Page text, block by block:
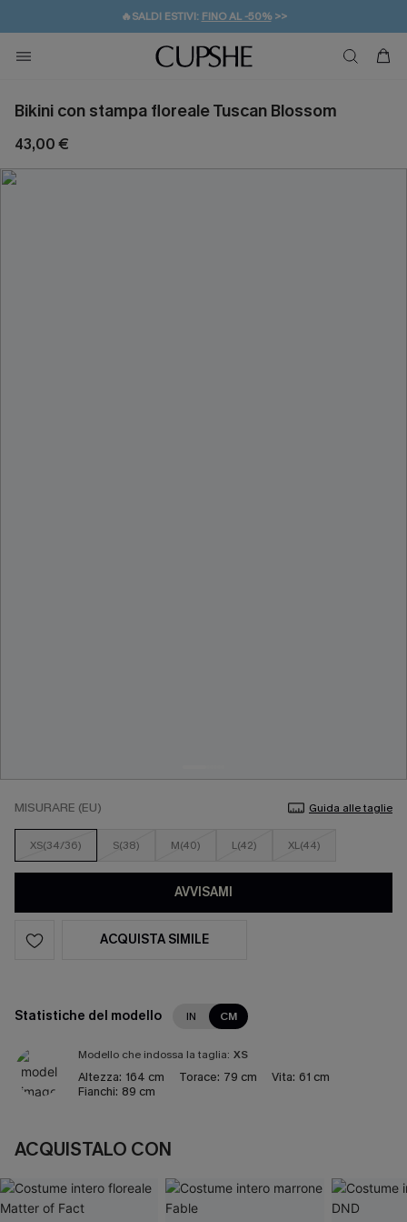
🔥SALDI ESTIVI: FINO AL -50%>>
🚚SPEDIZIONE GRATUITA DA 49€
💌REGALO PER I NUOVI: 20% DI SCONTO*
Bikini con stampa floreale Tuscan Blossom
43,00 €
MISURARE (EU) Guida alle taglie
XS(34/36) S(38) M(40) L(42) XL(44)
AVVISAMI
ACQUISTA SIMILE
Statistiche del modello IN CM
Modello che indossa la taglia: XS
Altezza: 164 cm Torace: 79 cm Vita: 61 cm
Fianchi: 89 cm
ACQUISTALO CON